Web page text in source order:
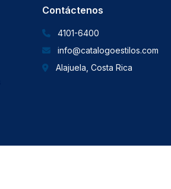
Contáctenos
4101-6400
info@catalogoestilos.com
Alajuela, Costa Rica